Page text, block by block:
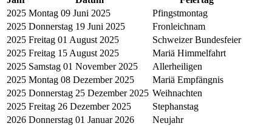
2025 Montag 09 Juni 2025
Pfingstmontag
2025 Donnerstag 19 Juni 2025
Fronleichnam
2025 Freitag 01 August 2025
Schweizer Bundesfeier
2025 Freitag 15 August 2025
Mariä Himmelfahrt
2025 Samstag 01 November 2025
Allerheiligen
2025 Montag 08 Dezember 2025
Mariä Empfängnis
2025 Donnerstag 25 Dezember 2025 Weihnachten
2025 Freitag 26 Dezember 2025
Stephanstag
2026 Donnerstag 01 Januar 2026
Neujahr